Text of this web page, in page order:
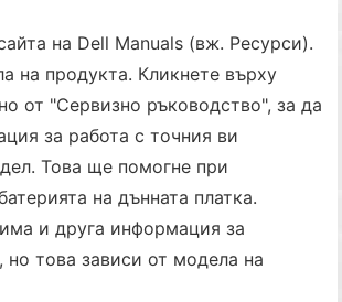
на Dell Manuals (вж. Ресурси).
на продукта. Кликнете върху
от "Сервизно ръководство", за да
за работа с точния ви
Това ще помогне при
на дънната платка.
и друга информация за
но това зависи от модела на